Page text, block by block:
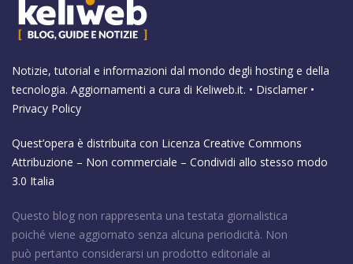
Notizie, tutorial e informazioni dal mondo degli hosting e della
tecnologia. Aggiornamenti a cura di Keliweb.it. • Disclamer •
Privacy Policy
Quest’opera è distribuita con Licenza Creative Commons
Attribuzione – Non commerciale – Condividi allo stesso modo
3.0 Italia
Questo blog non rappresenta una testata giornalistica
poiché viene aggiornato senza alcuna periodicità. Non
può pertanto considerarsi un prodotto editoriale ai